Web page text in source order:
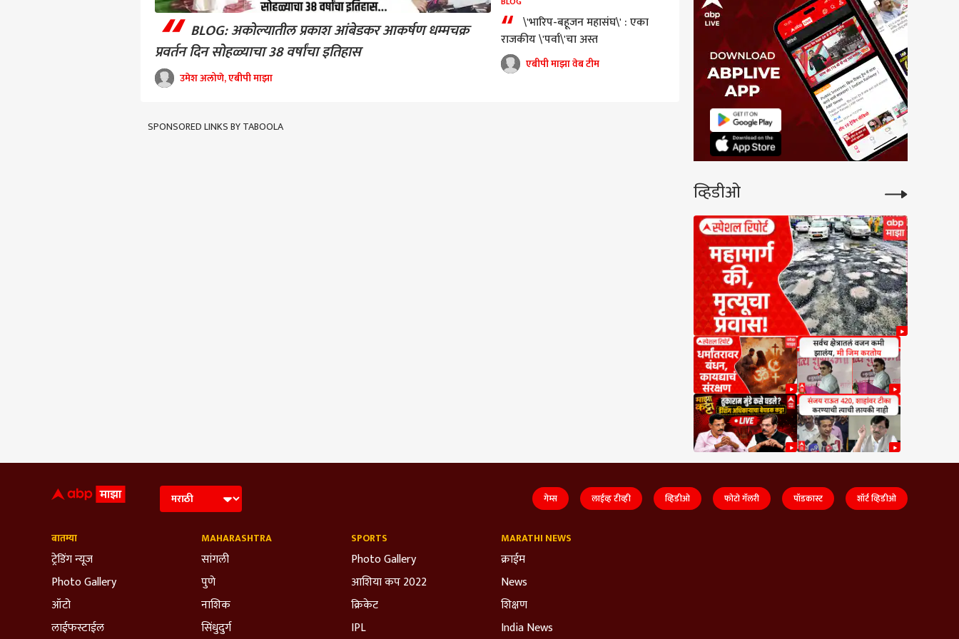
“ BLOG: अकोल्यातील प्रकाश आंबेडकर आकर्षण धम्मचक्र
प्रवर्तन दिन सोहळ्याचा 38 वर्षांचा इतिहास
उमेश अलोणे, एबीपी माझा
“ \'भारिप-बहूजन महासंघ\' : एका
राजकीय \'पर्वा\'चा अस्त
एबीपी माझा वेब टीम
SPONSORED LINKS BY TABOOLA
व्हिडीओ
गेम्स लाईव्ह टीव्ही व्हिडीओ फोटो गॅलरी पॉडकास्ट शॉर्ट व्हिडीओ
बातम्या
ट्रेडिंग न्यूज
Photo Gallery
ऑटो
लाईफस्टाईल
MAHARASHTRA
सांगली
पुणे
नाशिक
सिंधुदुर्ग
SPORTS
Photo Gallery
आशिया कप 2022
क्रिकेट
IPL
MARATHI NEWS
क्राईम
News
शिक्षण
India News